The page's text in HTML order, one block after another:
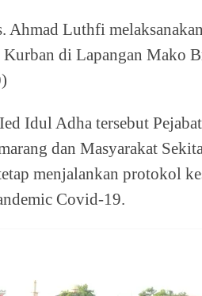
Ahmad Luthfi
Kurban di Lapangan Mako
Idul Adha tersebut
dan Masyarakat
menjalankan protokol
Covid-19.